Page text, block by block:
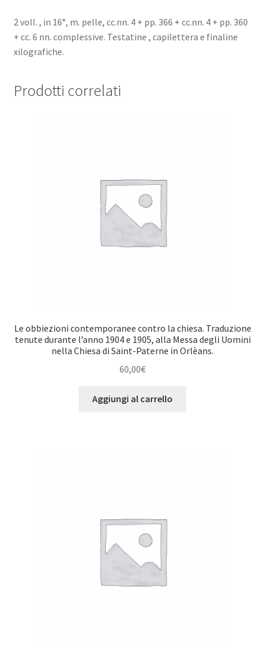
2 voll. , in 16°, m. pelle, cc.nn. 4 + pp. 366 + cc.nn. 4 + pp. 360
+ cc. 6 nn. complessive. Testatine , capilettera e finaline
xilografiche.
Prodotti correlati
Le obbiezioni contemporanee contro la chiesa. Traduzione
tenute durante l’anno 1904 e 1905, alla Messa degli Uomini
nella Chiesa di Saint-Paterne in Orlèans.
60,00€
Aggiungi al carrello